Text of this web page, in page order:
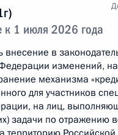
к 1 июля 2026 года
внесение в
изменений,
механизма
для участников
на лиц,
задачи по отражению